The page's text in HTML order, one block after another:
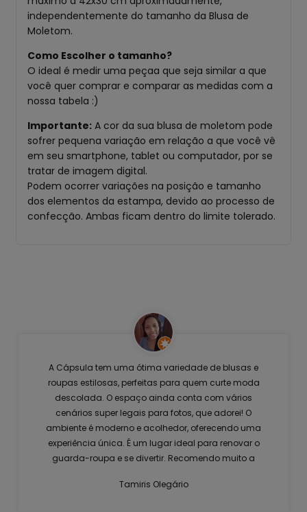
independentemente do tamanho da Blusa de
Moletom.
Como Escolher o tamanho?
O ideal é medir uma peçaa que seja similar a que
você quer comprar e comparar as medidas com a
nossa tabela :)
Importante: A cor da sua blusa de moletom pode
sofrer pequena variação em relação a que você vê
em seu smartphone, tablet ou computador, por se
tratar de imagem digital.
Podem ocorrer variações na posição e tamanho
dos elementos da estampa, devido ao processo de
confecção. Ambas ficam dentro do limite tolerado.
A Cápsula tem uma ótima variedade de blusas e
roupas estilosas, perfeitas para quem curte moda
descolada. O espaço ainda conta com vários
cenários super legais para fotos, que adorei! O
ambiente é moderno e acolhedor, oferecendo uma
experiência única. É um lugar ideal para renovar o
guarda-roupa e se divertir. Recomendo muito a
Tamiris Olegário